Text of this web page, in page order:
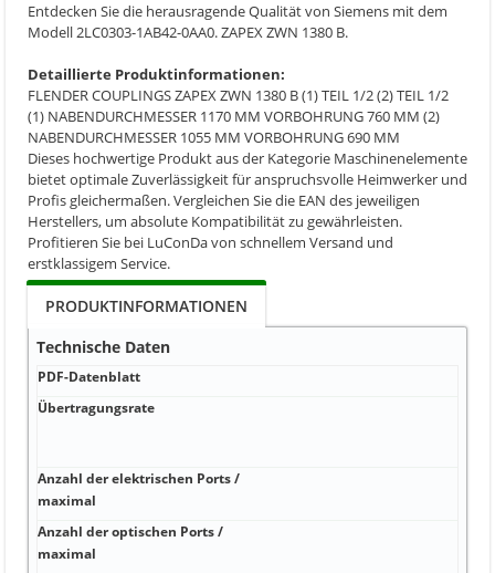
Entdecken Sie die herausragende Qualität von Siemens mit dem
Modell 2LC0303-1AB42-0AA0. ZAPEX ZWN 1380 B.
Detaillierte Produktinformationen:
FLENDER COUPLINGS ZAPEX ZWN 1380 B (1) TEIL 1/2 (2) TEIL 1/2
(1) NABENDURCHMESSER 1170 MM VORBOHRUNG 760 MM (2)
NABENDURCHMESSER 1055 MM VORBOHRUNG 690 MM
Dieses hochwertige Produkt aus der Kategorie Maschinenelemente
bietet optimale Zuverlässigkeit für anspruchsvolle Heimwerker und
Profis gleichermaßen. Vergleichen Sie die EAN des jeweiligen
Herstellers, um absolute Kompatibilität zu gewährleisten.
Profitieren Sie bei LuConDa von schnellem Versand und
erstklassigem Service.
PRODUKTINFORMATIONEN
Technische Daten
PDF-Datenblatt
Übertragungsrate
Anzahl der elektrischen Ports /
maximal
Anzahl der optischen Ports /
maximal